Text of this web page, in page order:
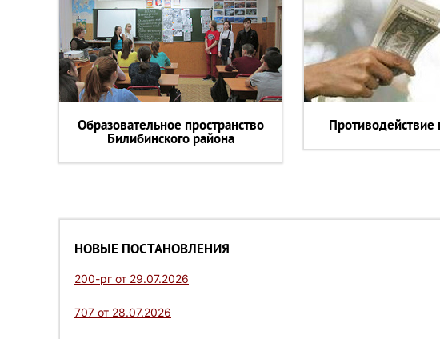
Образовательное пространство
Билибинского района
Противодействие
НОВЫЕ ПОСТАНОВЛЕНИЯ
200-рг от 29.07.2026
707 от 28.07.2026